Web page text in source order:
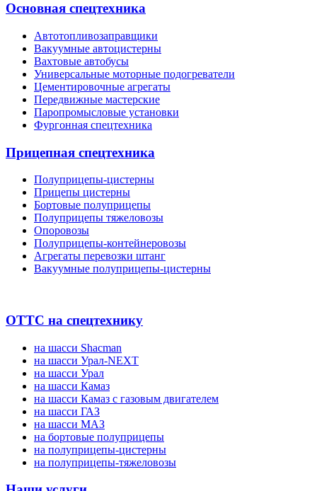
Основная спецтехника
Автотопливозаправщики
Вакуумные автоцистерны
Вахтовые автобусы
Универсальные моторные подогреватели
Цементировочные агрегаты
Передвижные мастерские
Паропромысловые установки
Фургонная спецтехника
Прицепная спецтехника
Полуприцепы-цистерны
Прицепы цистерны
Бортовые полуприцепы
Полуприцепы тяжеловозы
Опоровозы
Полуприцепы-контейнеровозы
Агрегаты перевозки штанг
Вакуумные полуприцепы-цистерны
ОТТС на спецтехнику
на шасси Shacman
на шасси Урал-NEXT
на шасси Урал
на шасси Камаз
на шасси Камаз с газовым двигателем
на шасси ГАЗ
на шасси МАЗ
на бортовые полуприцепы
на полуприцепы-цистерны
на полуприцепы-тяжеловозы